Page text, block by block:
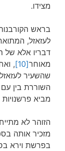
מצידו.
בראש
לעזאזל,
דבריו אלא של
מאוחר[10]
,
שהשעיר
השוררת בין
מביא
הזוהר לא
מזכיר אותה
בפרשת וירא